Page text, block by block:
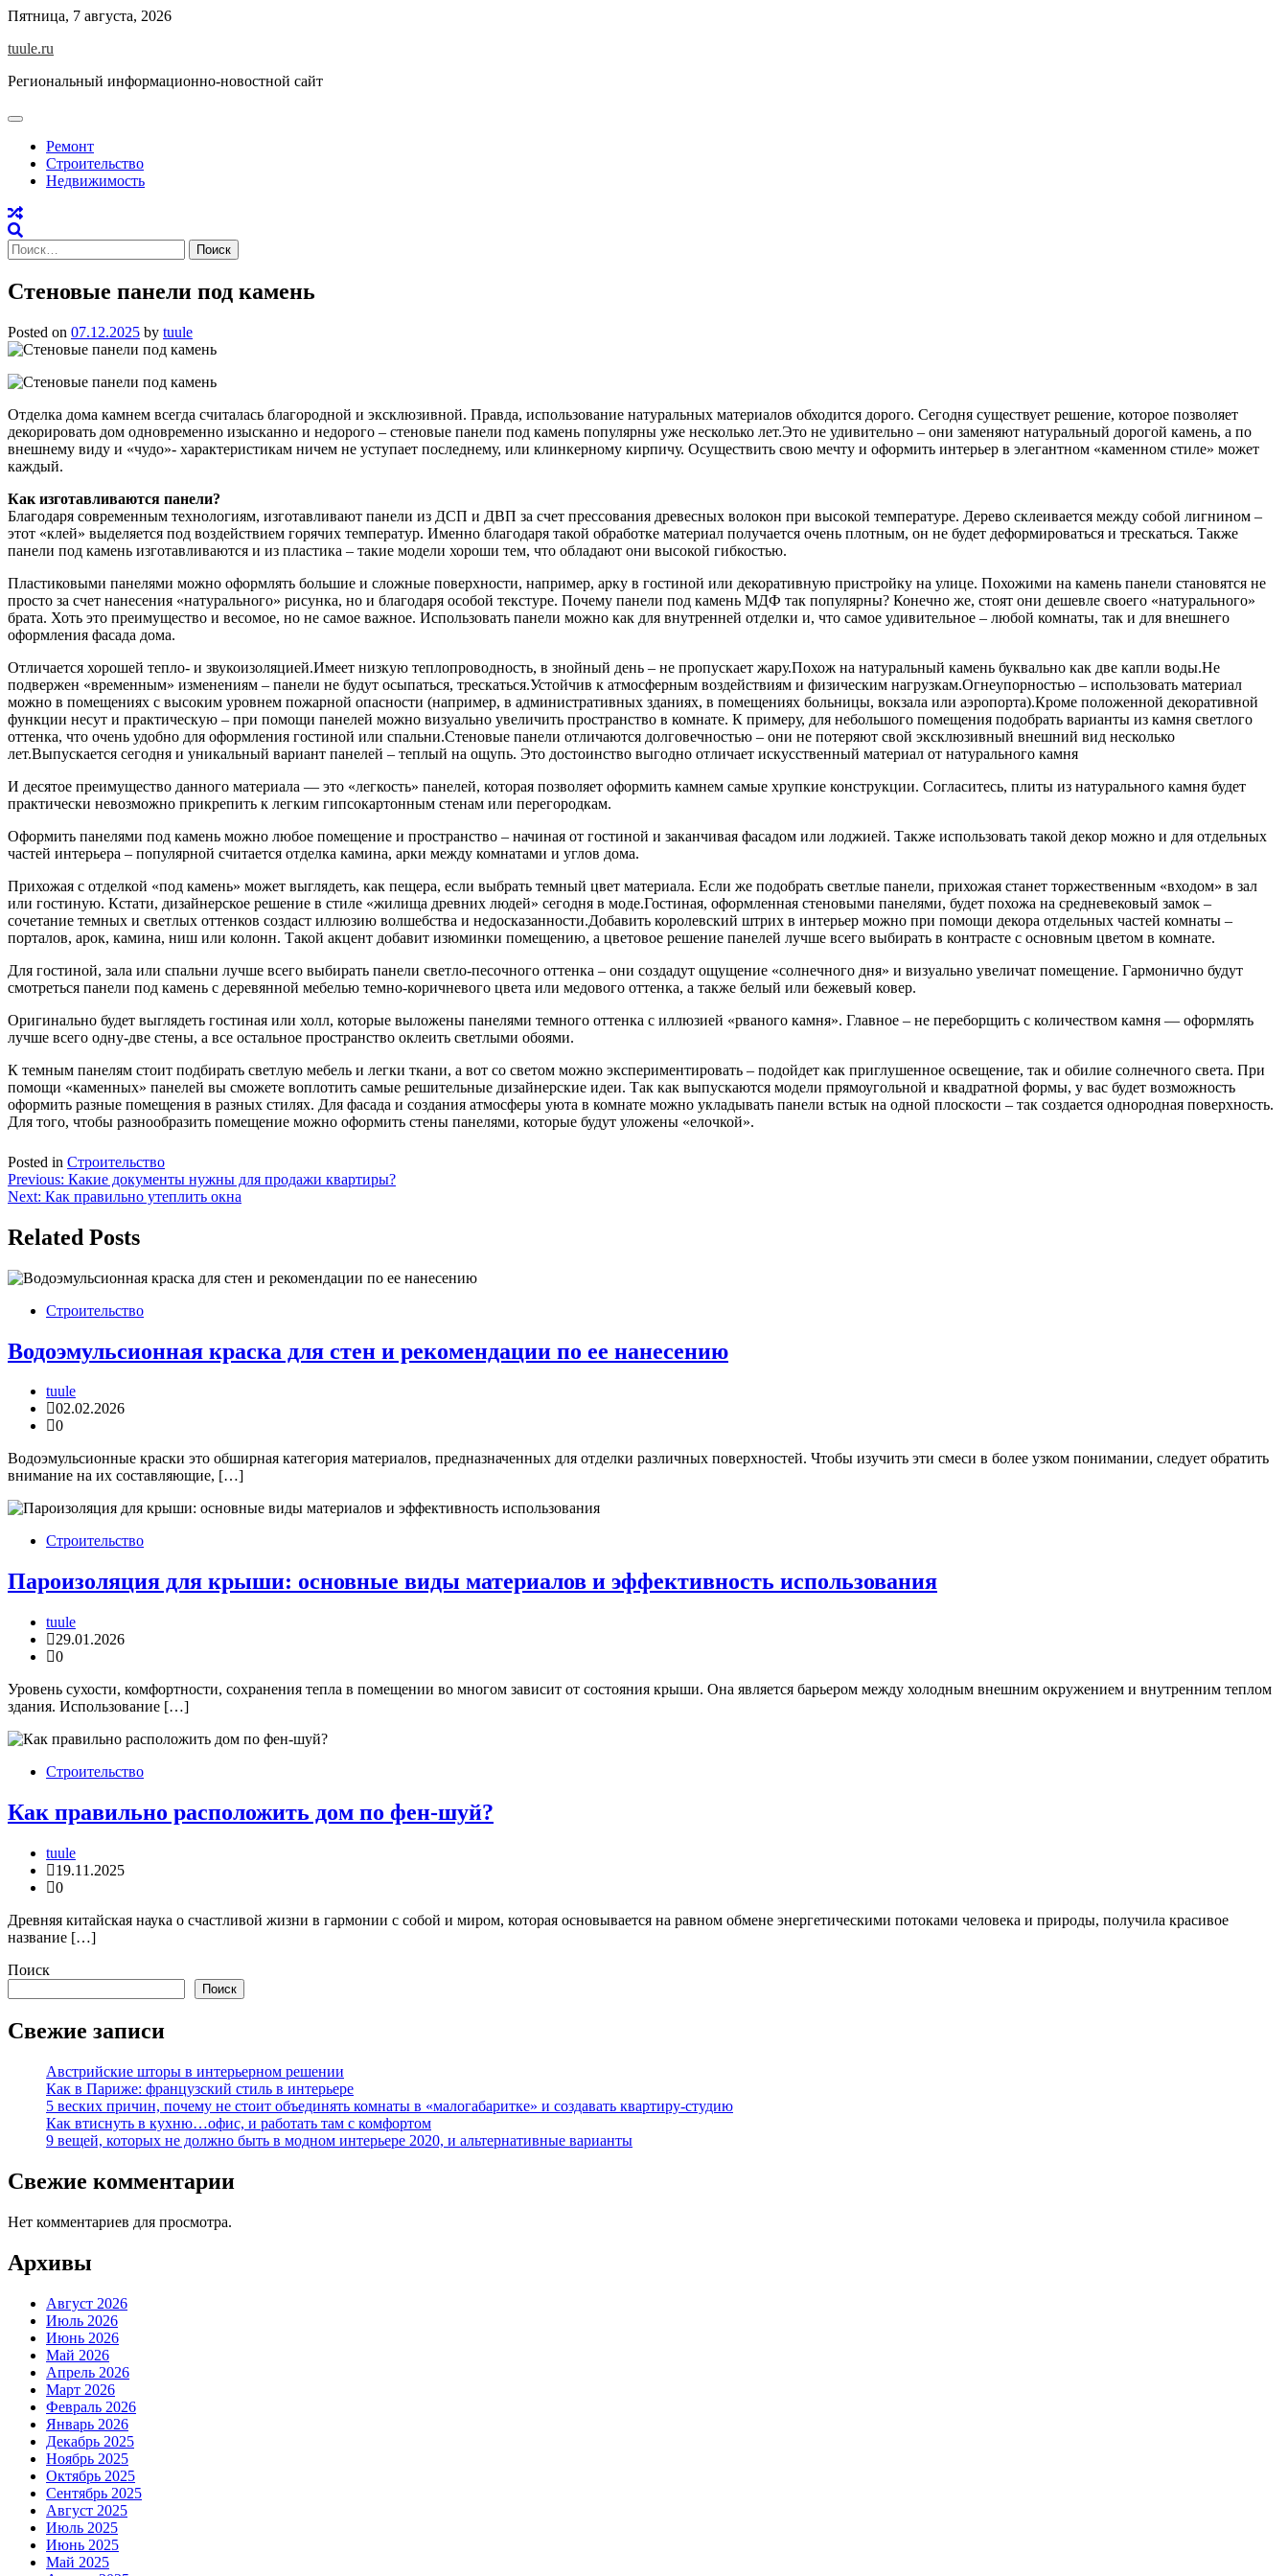
Skip
content
Пятница, 7 августа, 2026
tuule.ru
Региональный информационно-новостной сайт
Ремонт
Строительство
Недвижимость
Найти:
Стеновые панели под камень
Posted on 07.12.2025 by tuule
Отделка дома камнем всегда считалась благородной и эксклюзивной. Правда, использование натуральных материалов обходится дорого. Сегодня существует решение, которое позволяет
декорировать дом одновременно изысканно и недорого – стеновые панели под камень популярны уже несколько лет.Это не удивительно – они заменяют натуральный дорогой камень, а по
внешнему виду и «чудо»- характеристикам ничем не уступает последнему, или клинкерному кирпичу. Осуществить свою мечту и оформить интерьер в элегантном «каменном стиле» может
каждый.
Как изготавливаются панели?
Благодаря современным технологиям, изготавливают панели из ДСП и ДВП за счет прессования древесных волокон при высокой температуре. Дерево склеивается между собой лигнином –
этот «клей» выделяется под воздействием горячих температур. Именно благодаря такой обработке материал получается очень плотным, он не будет деформироваться и трескаться. Также
панели под камень изготавливаются и из пластика – такие модели хороши тем, что обладают они высокой гибкостью.
Пластиковыми панелями можно оформлять большие и сложные поверхности, например, арку в гостиной или декоративную пристройку на улице. Похожими на камень панели становятся не
просто за счет нанесения «натурального» рисунка, но и благодаря особой текстуре. Почему панели под камень МДФ так популярны? Конечно же, стоят они дешевле своего «натурального»
брата. Хоть это преимущество и весомое, но не самое важное. Использовать панели можно как для внутренней отделки и, что самое удивительное – любой комнаты, так и для внешнего
оформления фасада дома.
Отличается хорошей тепло- и звукоизоляцией.Имеет низкую теплопроводность, в знойный день – не пропускает жару.Похож на натуральный камень буквально как две капли воды.Не
подвержен «временным» изменениям – панели не будут осыпаться, трескаться.Устойчив к атмосферным воздействиям и физическим нагрузкам.Огнеупорностью – использовать материал
можно в помещениях с высоким уровнем пожарной опасности (например, в административных зданиях, в помещениях больницы, вокзала или аэропорта).Кроме положенной декоративной
функции несут и практическую – при помощи панелей можно визуально увеличить пространство в комнате. К примеру, для небольшого помещения подобрать варианты из камня светлого
оттенка, что очень удобно для оформления гостиной или спальни.Стеновые панели отличаются долговечностью – они не потеряют свой эксклюзивный внешний вид несколько
лет.Выпускается сегодня и уникальный вариант панелей – теплый на ощупь. Это достоинство выгодно отличает искусственный материал от натурального камня
И десятое преимущество данного материала — это «легкость» панелей, которая позволяет оформить камнем самые хрупкие конструкции. Согласитесь, плиты из натурального камня будет
практически невозможно прикрепить к легким гипсокартонным стенам или перегородкам.
Оформить панелями под камень можно любое помещение и пространство – начиная от гостиной и заканчивая фасадом или лоджией. Также использовать такой декор можно и для отдельных
частей интерьера – популярной считается отделка камина, арки между комнатами и углов дома.
Прихожая с отделкой «под камень» может выглядеть, как пещера, если выбрать темный цвет материала. Если же подобрать светлые панели, прихожая станет торжественным «входом» в зал
или гостиную. Кстати, дизайнерское решение в стиле «жилища древних людей» сегодня в моде.Гостиная, оформленная стеновыми панелями, будет похожа на средневековый замок –
сочетание темных и светлых оттенков создаст иллюзию волшебства и недосказанности.Добавить королевский штрих в интерьер можно при помощи декора отдельных частей комнаты –
порталов, арок, камина, ниш или колонн. Такой акцент добавит изюминки помещению, а цветовое решение панелей лучше всего выбирать в контрасте с основным цветом в комнате.
Для гостиной, зала или спальни лучше всего выбирать панели светло-песочного оттенка – они создадут ощущение «солнечного дня» и визуально увеличат помещение. Гармонично будут
смотреться панели под камень с деревянной мебелью темно-коричневого цвета или медового оттенка, а также белый или бежевый ковер.
Оригинально будет выглядеть гостиная или холл, которые выложены панелями темного оттенка с иллюзией «рваного камня». Главное – не переборщить с количеством камня — оформлять
лучше всего одну-две стены, а все остальное пространство оклеить светлыми обоями.
К темным панелям стоит подбирать светлую мебель и легки ткани, а вот со светом можно экспериментировать – подойдет как приглушенное освещение, так и обилие солнечного света. При
помощи «каменных» панелей вы сможете воплотить самые решительные дизайнерские идеи. Так как выпускаются модели прямоугольной и квадратной формы, у вас будет возможность
оформить разные помещения в разных стилях. Для фасада и создания атмосферы уюта в комнате можно укладывать панели встык на одной плоскости – так создается однородная поверхность.
Для того, чтобы разнообразить помещение можно оформить стены панелями, которые будут уложены «елочкой».
Posted in Строительство
Навигация
по
записям
Previous: Какие документы нужны для продажи квартиры?
Next: Как правильно утеплить окна
Related Posts
Строительство
Водоэмульсионная краска для стен и рекомендации по ее нанесению
tuule
02.02.2026
0
Водоэмульсионные краски это обширная категория материалов, предназначенных для отделки различных поверхностей. Чтобы изучить эти смеси в более узком понимании, следует обратить
внимание на их составляющие, […]
Строительство
Пароизоляция для крыши: основные виды материалов и эффективность использования
tuule
29.01.2026
0
Уровень сухости, комфортности, сохранения тепла в помещении во многом зависит от состояния крыши. Она является барьером между холодным внешним окружением и внутренним теплом
здания. Использование […]
Строительство
Как правильно расположить дом по фен-шуй?
tuule
19.11.2025
0
Древняя китайская наука о счастливой жизни в гармонии с собой и миром, которая основывается на равном обмене энергетическими потоками человека и природы, получила красивое
название […]
Поиск
Поиск
Свежие записи
Австрийские шторы в интерьерном решении
Как в Париже: французский стиль в интерьере
5 веских причин, почему не стоит объединять комнаты в «малогабаритке» и создавать квартиру-студию
Как втиснуть в кухню…офис, и работать там с комфортом
9 вещей, которых не должно быть в модном интерьере 2020, и альтернативные варианты
Свежие комментарии
Нет комментариев для просмотра.
Архивы
Август 2026
Июль 2026
Июнь 2026
Май 2026
Апрель 2026
Март 2026
Февраль 2026
Январь 2026
Декабрь 2025
Ноябрь 2025
Октябрь 2025
Сентябрь 2025
Август 2025
Июль 2025
Июнь 2025
Май 2025